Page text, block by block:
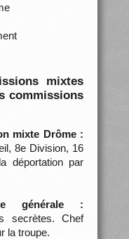
mixtes
commissions
mixte Drôme :
8e Division, 16
déportation par
générale :
secrètes. Chef
la troupe.